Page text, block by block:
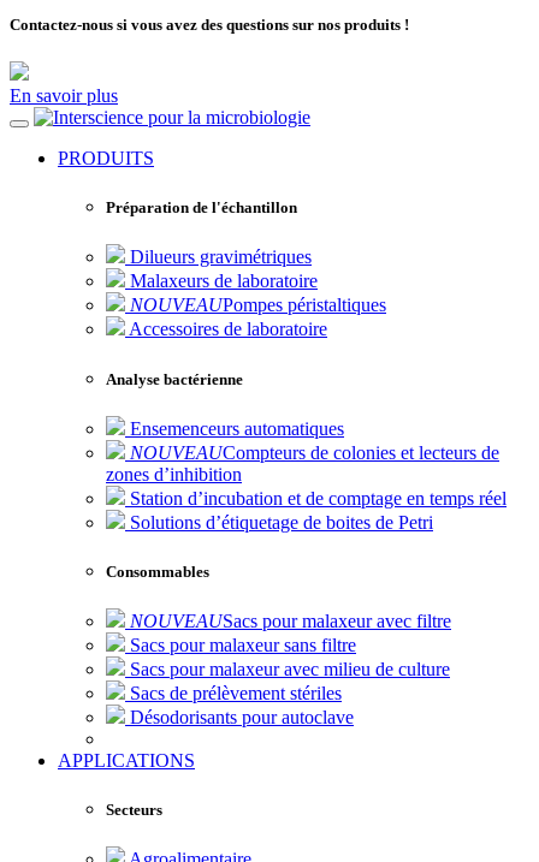
Contactez-nous si vous avez des questions sur nos produits !
En savoir plus
pour la microbiologie
PRODUITS
Préparation de l'échantillon
Dilueurs gravimétriques
Malaxeurs de laboratoire
NOUVEAUPompes péristaltiques
Accessoires de laboratoire
Analyse bactérienne
Ensemenceurs automatiques
NOUVEAUCompteurs de colonies et lecteurs de
zones d’inhibition
Station d’incubation et de comptage en temps réel
Solutions d’étiquetage de boites de Petri
Consommables
NOUVEAUSacs pour malaxeur avec filtre
Sacs pour malaxeur sans filtre
Sacs pour malaxeur avec milieu de culture
Sacs de prélèvement stériles
Désodorisants pour autoclave
APPLICATIONS
Secteurs